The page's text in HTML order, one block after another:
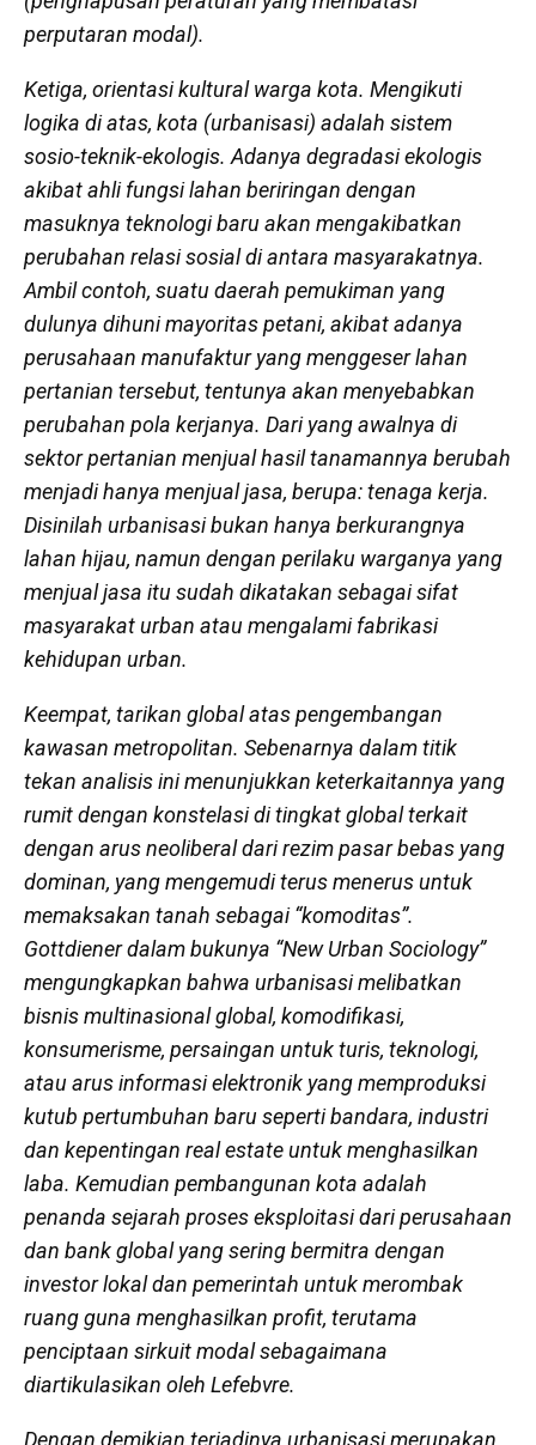
perputaran modal).
Ketiga, orientasi kultural warga kota. Mengikuti
logika di atas, kota (urbanisasi) adalah sistem
sosio-teknik-ekologis. Adanya degradasi ekologis
akibat ahli fungsi lahan beriringan dengan
masuknya teknologi baru akan mengakibatkan
perubahan relasi sosial di antara masyarakatnya.
Ambil contoh, suatu daerah pemukiman yang
dulunya dihuni mayoritas petani, akibat adanya
perusahaan manufaktur yang menggeser lahan
pertanian tersebut, tentunya akan menyebabkan
perubahan pola kerjanya. Dari yang awalnya di
sektor pertanian menjual hasil tanamannya berubah
menjadi hanya menjual jasa, berupa: tenaga kerja.
Disinilah urbanisasi bukan hanya berkurangnya
lahan hijau, namun dengan perilaku warganya yang
menjual jasa itu sudah dikatakan sebagai sifat
masyarakat urban atau mengalami fabrikasi
kehidupan urban.
Keempat, tarikan global atas pengembangan
kawasan metropolitan. Sebenarnya dalam titik
tekan analisis ini menunjukkan keterkaitannya yang
rumit dengan konstelasi di tingkat global terkait
dengan arus neoliberal dari rezim pasar bebas yang
dominan, yang mengemudi terus menerus untuk
memaksakan tanah sebagai “komoditas”.
Gottdiener dalam bukunya “New Urban Sociology”
mengungkapkan bahwa urbanisasi melibatkan
bisnis multinasional global, komodifikasi,
konsumerisme, persaingan untuk turis, teknologi,
atau arus informasi elektronik yang memproduksi
kutub pertumbuhan baru seperti bandara, industri
dan kepentingan real estate untuk menghasilkan
laba. Kemudian pembangunan kota adalah
penanda sejarah proses eksploitasi dari perusahaan
dan bank global yang sering bermitra dengan
investor lokal dan pemerintah untuk merombak
ruang guna menghasilkan profit, terutama
penciptaan sirkuit modal sebagaimana
diartikulasikan oleh Lefebvre.
Dengan demikian terjadinya urbanisasi merupakan